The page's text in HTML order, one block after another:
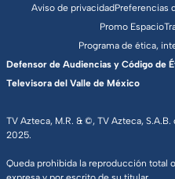
TV Azteca, M.R. & ©, TV Azteca,
2025.
Queda prohibida la reproducción total
Aviso de privacidadPreferencias
Promo Espacio
Programa de ética,
Defensor de Audiencias y Código de
Televisora del Valle de México